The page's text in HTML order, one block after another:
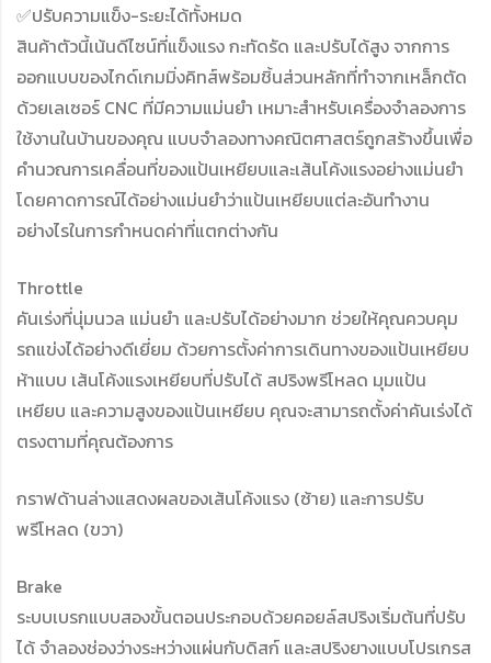
✅ปรับความแข็ง-ระยะได้ทั้งหมด
สินค้าตัวนี้เน้นดีไซน์ที่แข็งแรง กะทัดรัด และปรับได้สูง จากการ
ออกแบบของไกด์เกมมิ่งคิทส์พร้อมชิ้นส่วนหลักที่ทำจากเหล็กตัด
ด้วยเลเซอร์ CNC ที่มีความแม่นยำ เหมาะสำหรับเครื่องจำลองการ
ใช้งานในบ้านของคุณ แบบจำลองทางคณิตศาสตร์ถูกสร้างขึ้นเพื่อ
คำนวณการเคลื่อนที่ของแป้นเหยียบและเส้นโค้งแรงอย่างแม่นยำ
โดยคาดการณ์ได้อย่างแม่นยำว่าแป้นเหยียบแต่ละอันทำงาน
อย่างไรในการกำหนดค่าที่แตกต่างกัน
Throttle
คันเร่งที่นุ่มนวล แม่นยำ และปรับได้อย่างมาก ช่วยให้คุณควบคุม
รถแข่งได้อย่างดีเยี่ยม ด้วยการตั้งค่าการเดินทางของแป้นเหยียบ
ห้าแบบ เส้นโค้งแรงเหยียบที่ปรับได้ สปริงพรีโหลด มุมแป้น
เหยียบ และความสูงของแป้นเหยียบ คุณจะสามารถตั้งค่าคันเร่งได้
ตรงตามที่คุณต้องการ
กราฟด้านล่างแสดงผลของเส้นโค้งแรง (ซ้าย) และการปรับ
พรีโหลด (ขวา)
Brake
ระบบเบรกแบบสองขั้นตอนประกอบด้วยคอยล์สปริงเริ่มต้นที่ปรับ
ได้ จำลองช่องว่างระหว่างแผ่นกับดิสก์ และสปริงยางแบบโปรเกรส